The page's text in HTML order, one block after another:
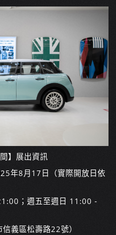
】展出資訊
年8月17日（實際開放日依
；週五至週日 11:00 -
義區松壽路22號）